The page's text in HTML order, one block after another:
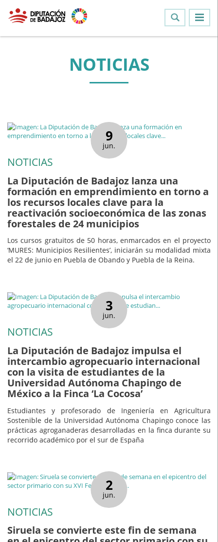
NOTICIAS
9
jun.
NOTICIAS
La Diputación de Badajoz lanza una
formación en emprendimiento en torno a
los recursos locales clave para la
reactivación socioeconómica de las zonas
forestales de 24 municipios
Los cursos gratuitos de 50 horas, enmarcados en el proyecto
‘MURES: Municipios Resilientes’, iniciarán su modalidad mixta
el 22 de junio en Puebla de Obando y Puebla de la Reina.
3
jun.
NOTICIAS
La Diputación de Badajoz impulsa el
intercambio agropecuario internacional
con la visita de estudiantes de la
Universidad Autónoma Chapingo de
México a la Finca ‘La Cocosa’
Estudiantes y profesorado de Ingeniería en Agricultura
Sostenible de la Universidad Autónoma Chapingo conoce las
prácticas agroganaderas desarrolladas en la finca durante su
recorrido académico por el sur de España
2
jun.
NOTICIAS
Siruela se convierte este fin de semana